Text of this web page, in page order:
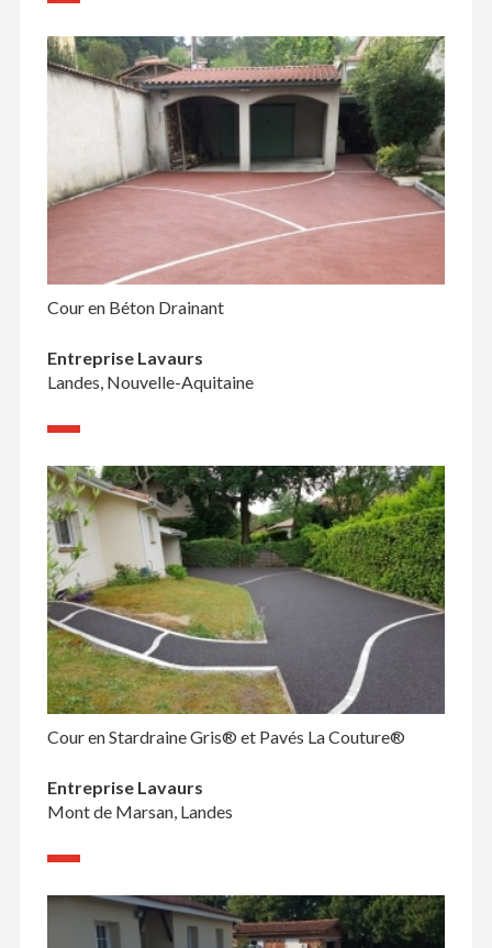
Cour en Béton Drainant
Entreprise Lavaurs
Landes, Nouvelle-Aquitaine
Cour en Stardraine Gris® et Pavés La Couture®
Entreprise Lavaurs
Mont de Marsan, Landes